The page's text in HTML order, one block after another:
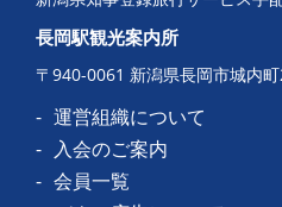
長岡駅観光案内所
〒940-0061 新潟県長岡市城内
運営組織について
入会のご案内
会員一覧